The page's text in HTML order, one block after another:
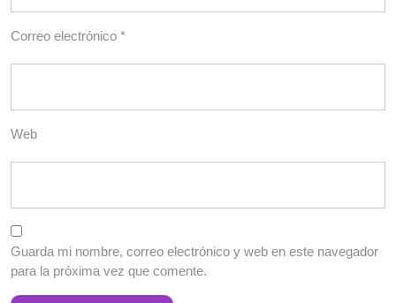
Correo electrónico *
Web
Guarda mi nombre, correo electrónico y web en este navegador
para la próxima vez que comente.